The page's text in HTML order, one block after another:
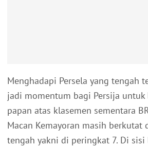
Menghadapi Persela yang tengah
jadi momentum bagi Persija
papan atas klasemen sementara
Macan Kemayoran masih berkutat
tengah yakni di peringkat 7. Di sisi